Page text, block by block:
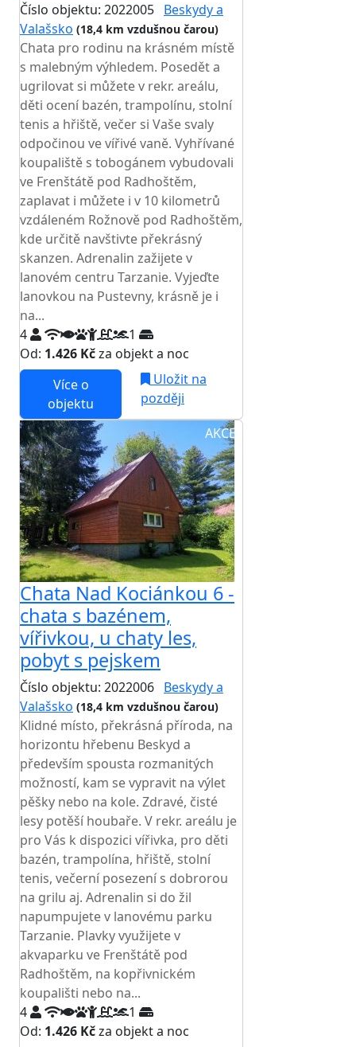
Číslo objektu: 2022005 Beskydy a
Valašsko (18,4 km vzdušnou čarou)
Chata pro rodinu na krásném místě
s malebným výhledem. Posedět a
ugrilovat si můžete v rekr. areálu,
děti ocení bazén, trampolínu, stolní
tenis a hřiště, večer si Vaše svaly
odpočinou ve vířivé vaně. Vyhřívané
koupaliště s tobogánem vybudovali
ve Frenštátě pod Radhoštěm,
zaplavat i můžete i v 10 kilometrů
vzdáleném Rožnově pod Radhoštěm,
kde určitě navštivte překrásný
skanzen. Adrenalin zažijete v
lanovém centru Tarzanie. Vyjeďte
lanovkou na Pustevny, krásně je i
na...
4
1
Od: 1.426 Kčza objekt a noc
Více o
objektu
Uložit na
později
AKCE
Chata Nad Kociánkou 6 -
chata s bazénem,
vířivkou, u chaty les,
pobyt s pejskem
Číslo objektu: 2022006 Beskydy a
Valašsko (18,4 km vzdušnou čarou)
Klidné místo, překrásná příroda, na
horizontu hřebenu Beskyd a
především spousta rozmanitých
možností, kam se vypravit na výlet
pěšky nebo na kole. Zdravé, čisté
lesy potěší houbaře. V rekr. areálu je
pro Vás k dispozici vířivka, pro děti
bazén, trampolína, hřiště, stolní
tenis, večerní posezení s dobrorou
na grilu aj. Adrenalin si do žil
napumpujete v lanovému parku
Tarzanie. Plavky využijete v
akvaparku ve Frenštátě pod
Radhoštěm, na kopřivnickém
koupališti nebo na...
4
1
Od: 1.426 Kčza objekt a noc